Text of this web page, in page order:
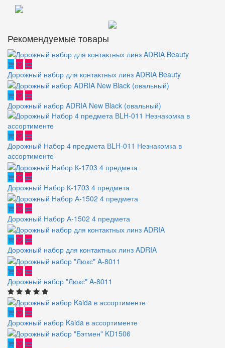
Рекомендуемые товары
Дорожный набор для контактных линз ADRIA Beauty
Дорожный набор ADRIA New Black (овальный)
Дорожный Набор 4 предмета ВLH-011 Незнакомка в
ассортименте
Дорожный Набор К-1703 4 предмета
Дорожный Набор А-1502 4 предмета
Дорожный набор для контактных линз ADRIA
Дорожный набор "Люкс" A-8011
Дорожный набор Kaida в ассортименте